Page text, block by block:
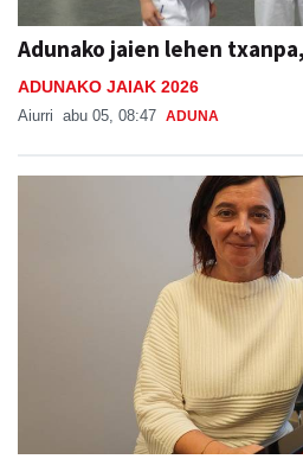
Adunako jaien lehen
ADUNAKO JAIAK 2026
Aiurri abu 05, 08:47 ADUNA